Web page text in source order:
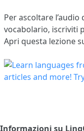
Per ascoltare
vocabolario, iscriviti
Apri questa lezione
Informazioni su